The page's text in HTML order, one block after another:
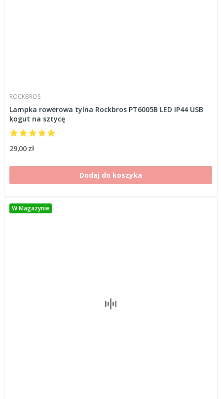
ROCKBROS
Lampka rowerowa tylna Rockbros PT6005B LED IP44 USB
kogut na sztycę
29,00 zł
Dodaj do koszyka
W Magazynie